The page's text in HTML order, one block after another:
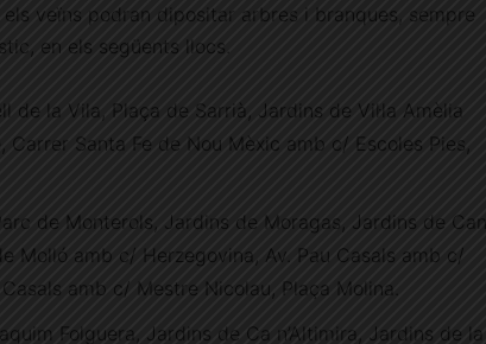
els veïns podran dipositar arbres i branques, sempre
en els següents llocs.
de la Vila, Plaça de Sarrià, Jardins de Vil·la Amèlia
Carrer Santa Fe de Nou Mèxic amb c/ Escoles Pies,
de Monterols, Jardins de Moragas, Jardins de Can
Molló amb c/ Herzegovina, Av. Pau Casals amb c/
amb c/ Mestre Nicolau, Plaça Molina.
Folguera, Jardins de Ca n’Altimira, Jardins de la